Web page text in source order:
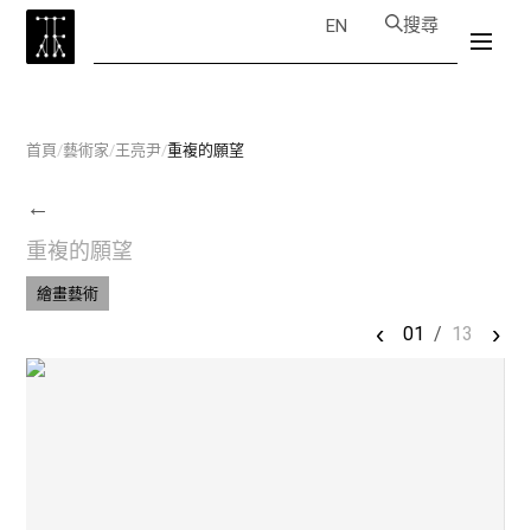
EN 搜尋
首頁/藝術家/王亮尹/重複的願望
←
重複的願望
繪畫藝術
‹ 01 / 13 ›